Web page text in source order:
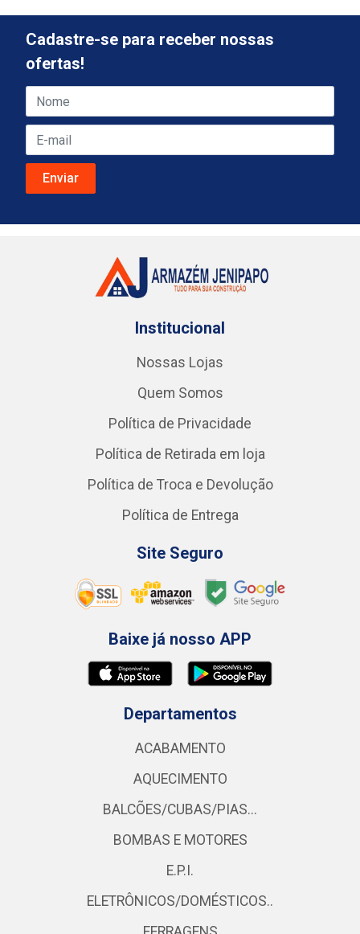
Cadastre-se para receber nossas
ofertas!
Institucional
Nossas Lojas
Quem Somos
Política de Privacidade
Política de Retirada em loja
Política de Troca e Devolução
Política de Entrega
Site Seguro
Baixe já nosso APP
Departamentos
ACABAMENTO
AQUECIMENTO
BALCÕES/CUBAS/PIAS...
BOMBAS E MOTORES
E.P.I.
ELETRÔNICOS/DOMÉSTICOS..